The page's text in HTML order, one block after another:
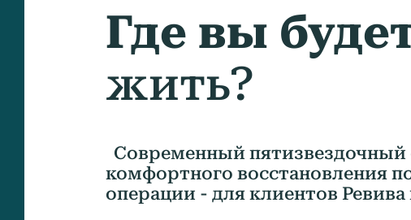
Где вы
жить?
Современный пятизвездочный
комфортного восстановления
операции - для клиентов Ревива